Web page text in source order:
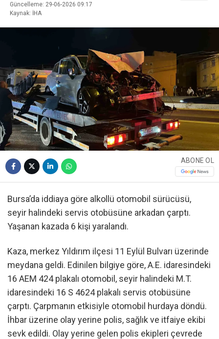
Güncelleme: 29-06-2026 09:17
Kaynak: İHA
ABONE OL
Bursa’da iddiaya göre alkollü otomobil sürücüsü,
seyir halindeki servis otobüsüne arkadan çarptı.
Yaşanan kazada 6 kişi yaralandı.
Kaza, merkez Yıldırım ilçesi 11 Eylül Bulvarı üzerinde
meydana geldi. Edinilen bilgiye göre, A.E. idaresindeki
16 AEM 424 plakalı otomobil, seyir halindeki M.T.
idaresindeki 16 S 4624 plakalı servis otobüsüne
çarptı. Çarpmanın etkisiyle otomobil hurdaya döndü.
İhbar üzerine olay yerine polis, sağlık ve itfaiye ekibi
sevk edildi. Olay yerine gelen polis ekipleri çevrede